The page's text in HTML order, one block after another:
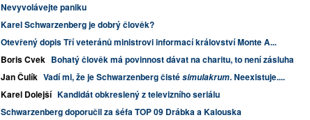
Nevyvolávejte paniku
Karel Schwarzenberg je dobrý člověk?
Otevřený dopis Tří veteránů ministrovi informací království Monte A...
Boris Cvek Bohatý člověk má povinnost dávat na charitu, to není zásluha
Jan Čulík Vadí mi, že je Schwarzenberg čistésimulakrum. Neexistuje....
Karel Dolejší Kandidát obkreslený z televizního seriálu
Schwarzenberg doporučil za šéfa TOP 09 Drábka a Kalouska